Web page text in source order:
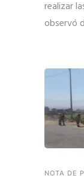
realizar
observó
NOTA DE